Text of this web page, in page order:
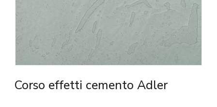
Corso effetti cemento Adler